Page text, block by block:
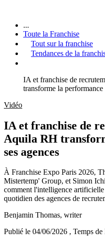
...
Toute la Franchise
Tout sur la franchise
Tendances de la
IA et franchise de
transforme la performance
Vidéo
IA et franchise de
Aquila RH
ses agences
À Franchise Expo Paris 2026,
Mistertemp' Group, et Simon
comment l'intelligence artificielle
quotidien des agences de
Benjamin Thomas, writer
Publié le 04/06/2026 , Temps